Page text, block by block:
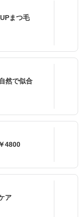
まつ毛
然で似合
4800
ア